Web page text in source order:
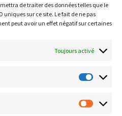
de traiter des données telles que le
sur ce site. Le fait de ne pas
peut avoir un effet négatif sur certaines
Toujours activé